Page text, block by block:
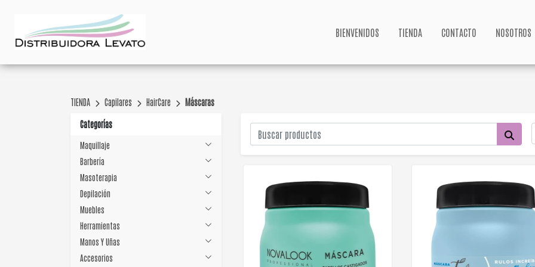
BIENVENIDOS TIENDA CONTACTO NOSOTROS
TIENDA Capilares HairCare Máscaras
Categorías
Maquillaje
Barbería
Masoterapia
Depilación
Muebles
Herramientas
Manos Y Uñas
Accesorios